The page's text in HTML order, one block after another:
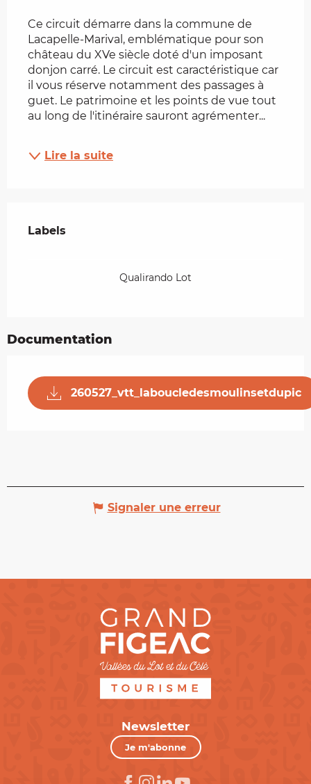
Ce circuit démarre dans la commune de
Lacapelle-Marival, emblématique pour son
château du XVe siècle doté d'un imposant
donjon carré. Le circuit est caractéristique car
il vous réserve notamment des passages à
guet. Le patrimoine et les points de vue tout
au long de l'itinéraire sauront agrémenter...
Lire la suite
Labels
Labels
Qualirando Lot
Documentation
260527_vtt_laboucledesmoulinsetdupic
Signaler une erreur
Newsletter
Je m'abonne